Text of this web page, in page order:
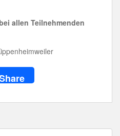
allen Teilnehmenden